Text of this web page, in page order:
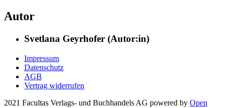
Autor
Svetlana Geyrhofer (Autor:in)
Impressum
Datenschutz
AGB
Vertrag widerrufen
2021 Facultas Verlags- und Buchhandels AG powered by Open